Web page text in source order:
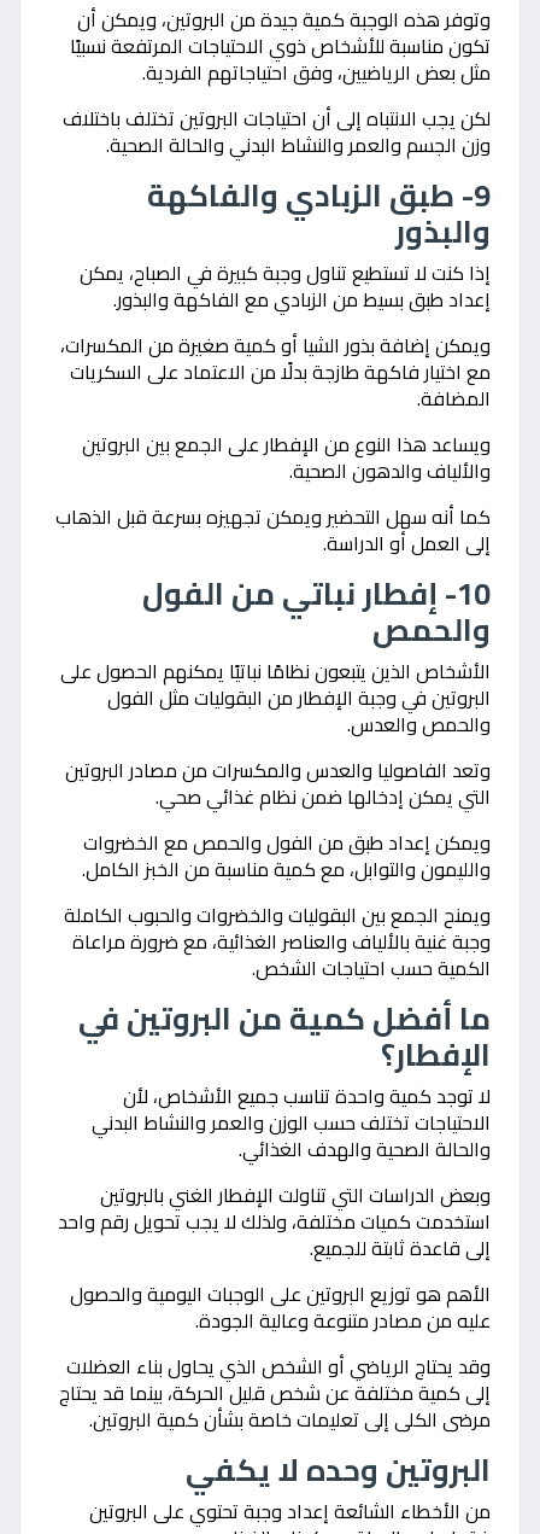
وتوفر هذه الوجبة كمية جيدة من البروتين، ويمكن أن
تكون مناسبة للأشخاص ذوي الاحتياجات المرتفعة نسبيًا
مثل بعض الرياضيين، وفق احتياجاتهم الفردية.
لكن يجب الانتباه إلى أن احتياجات البروتين تختلف باختلاف
وزن الجسم والعمر والنشاط البدني والحالة الصحية.
9- طبق الزبادي والفاكهة
والبذور
إذا كنت لا تستطيع تناول وجبة كبيرة في الصباح، يمكن
إعداد طبق بسيط من الزبادي مع الفاكهة والبذور.
ويمكن إضافة بذور الشيا أو كمية صغيرة من المكسرات،
مع اختيار فاكهة طازجة بدلًا من الاعتماد على السكريات
المضافة.
ويساعد هذا النوع من الإفطار على الجمع بين البروتين
والألياف والدهون الصحية.
كما أنه سهل التحضير ويمكن تجهيزه بسرعة قبل الذهاب
إلى العمل أو الدراسة.
10- إفطار نباتي من الفول
والحمص
الأشخاص الذين يتبعون نظامًا نباتيًا يمكنهم الحصول على
البروتين في وجبة الإفطار من البقوليات مثل الفول
والحمص والعدس.
وتعد الفاصوليا والعدس والمكسرات من مصادر البروتين
التي يمكن إدخالها ضمن نظام غذائي صحي.
ويمكن إعداد طبق من الفول والحمص مع الخضروات
والليمون والتوابل، مع كمية مناسبة من الخبز الكامل.
ويمنح الجمع بين البقوليات والخضروات والحبوب الكاملة
وجبة غنية بالألياف والعناصر الغذائية، مع ضرورة مراعاة
الكمية حسب احتياجات الشخص.
ما أفضل كمية من البروتين في
الإفطار؟
لا توجد كمية واحدة تناسب جميع الأشخاص، لأن
الاحتياجات تختلف حسب الوزن والعمر والنشاط البدني
والحالة الصحية والهدف الغذائي.
وبعض الدراسات التي تناولت الإفطار الغني بالبروتين
استخدمت كميات مختلفة، ولذلك لا يجب تحويل رقم واحد
إلى قاعدة ثابتة للجميع.
الأهم هو توزيع البروتين على الوجبات اليومية والحصول
عليه من مصادر متنوعة وعالية الجودة.
وقد يحتاج الرياضي أو الشخص الذي يحاول بناء العضلات
إلى كمية مختلفة عن شخص قليل الحركة، بينما قد يحتاج
مرضى الكلى إلى تعليمات خاصة بشأن كمية البروتين.
البروتين وحده لا يكفي
من الأخطاء الشائعة إعداد وجبة تحتوي على البروتين